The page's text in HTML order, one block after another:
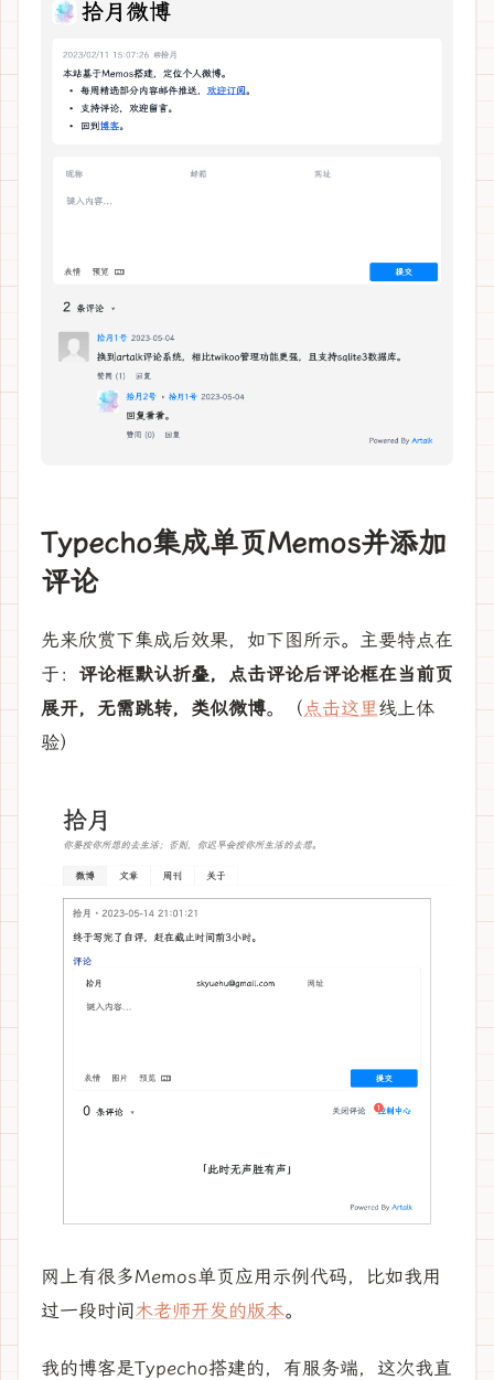
Typecho集成单页Memos并添加
评论
先来欣赏下集成后效果，如下图所示。主要特点在
于： 评论框默认折叠，点击评论后评论框在当前页
展开，无需跳转，类似微博。（ 点击这里 线上体
验）
网上有很多Memos单页应用示例代码，比如我用
过一段时间木老师开发的版本。
我的博客是Typecho搭建的，有服务端，这次我直